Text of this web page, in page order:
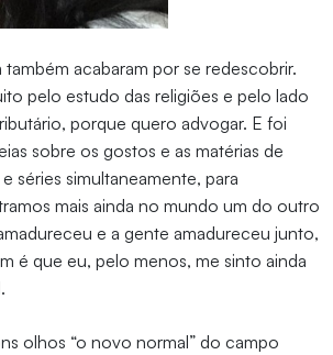
acabaram por se redescobrir.
pelo estudo das religiões e pelo lado
porque quero advogar. E foi
sobre os gostos e as matérias de
séries simultaneamente, para
mais ainda no mundo um do outro
e a gente amadureceu junto,
é que eu, pelo menos, me sinto ainda
olhos “o novo normal” do campo